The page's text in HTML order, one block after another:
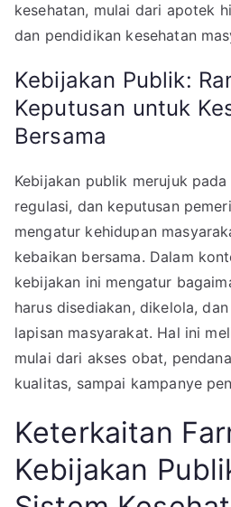
kesehatan, mulai dari apotek
dan pendidikan kesehatan
Kebijakan Publik:
Keputusan untuk
Bersama
Kebijakan publik merujuk
regulasi, dan keputusan
mengatur kehidupan
kebaikan bersama. Dalam
kebijakan ini mengatur
harus disediakan, dikelola,
lapisan masyarakat. Hal ini
mulai dari akses obat,
kualitas, sampai kampanye
Keterkaitan
Kebijakan